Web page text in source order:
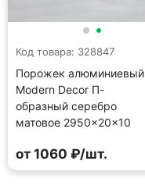
Код товара: 328847
Порожек алюминиевый
Modern Decor П-
образный серебро
матовое 2950×20×10
от 1060 ₽/шт.